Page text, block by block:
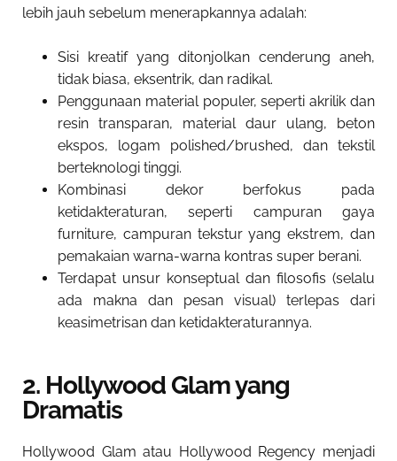
lebih jauh sebelum menerapkannya adalah:
Sisi kreatif yang ditonjolkan cenderung aneh,
tidak biasa, eksentrik, dan radikal.
Penggunaan material populer, seperti akrilik dan
resin transparan, material daur ulang, beton
ekspos, logam polished/brushed, dan tekstil
berteknologi tinggi.
Kombinasi dekor berfokus pada
ketidakteraturan, seperti campuran gaya
furniture, campuran tekstur yang ekstrem, dan
pemakaian warna-warna kontras super berani.
Terdapat unsur konseptual dan filosofis (selalu
ada makna dan pesan visual) terlepas dari
keasimetrisan dan ketidakteraturannya.
2. Hollywood Glam yang
Dramatis
Hollywood Glam atau Hollywood Regency menjadi